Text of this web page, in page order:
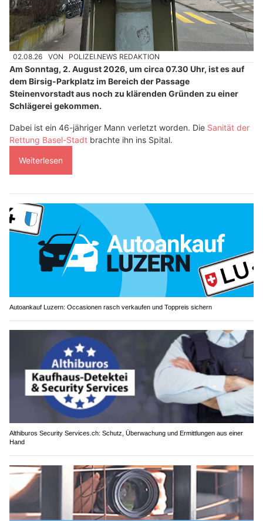
02.08.26 VON POLIZEI.NEWS REDAKTION
Am Sonntag, 2. August 2026, um circa 07.30 Uhr, ist es auf
dem Birsig-Parkplatz im Bereich der Passage
Steinenvorstadt aus noch zu klärenden Gründen zu einer
Schlägerei gekommen.
Dabei ist ein 46-jähriger Mann verletzt worden. Die Sanität der
Rettung Basel-Stadt brachte ihn ins Spital.
Weiterlesen
Autoankauf Luzern: Occasionen rasch verkaufen und Toppreis sichern
Althiburos Security Services.ch: Schutz, Überwachung und Ermittlungen aus einer
Hand